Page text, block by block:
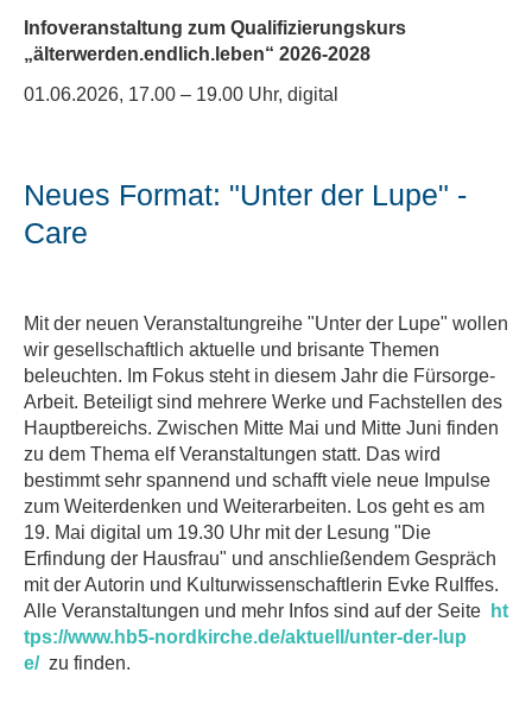
Infoveranstaltung zum Qualifizierungskurs
„älterwerden.endlich.leben“ 2026-2028
01.06.2026, 17.00 – 19.00 Uhr, digital
Neues Format: "Unter der Lupe" -
Care
Mit der neuen Veranstaltungreihe "Unter der Lupe" wollen
wir gesellschaftlich aktuelle und brisante Themen
beleuchten. Im Fokus steht in diesem Jahr die Fürsorge-
Arbeit. Beteiligt sind mehrere Werke und Fachstellen des
Hauptbereichs. Zwischen Mitte Mai und Mitte Juni finden
zu dem Thema elf Veranstaltungen statt. Das wird
bestimmt sehr spannend und schafft viele neue Impulse
zum Weiterdenken und Weiterarbeiten. Los geht es am
19. Mai digital um 19.30 Uhr mit der Lesung "Die
Erfindung der Hausfrau" und anschließendem Gespräch
mit der Autorin und Kulturwissenschaftlerin Evke Rulffes.
Alle Veranstaltungen und mehr Infos sind auf der Seite
ht
tps://www.hb5-nordkirche.de/aktuell/unter-der-lup
e/ zu finden.